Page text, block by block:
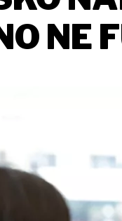
NE